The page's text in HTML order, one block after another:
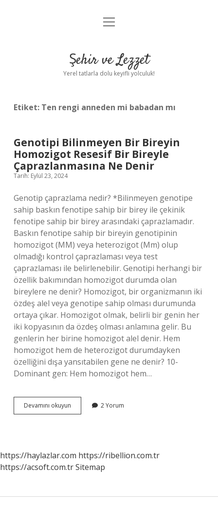
Anasayfa
Yasal Uyarı
menüyü
Şehir ve Lezzet
Yerel tatlarla dolu keyifli yolculuk!
Etiket: Ten rengi anneden mi babadan mı
Genotipi Bilinmeyen Bir Bireyin
Homozigot Resesif Bir Bireyle
Çaprazlanmasına Ne Denir
Tarih: Eylül 23, 2024
Genotip çaprazlama nedir? *Bilinmeyen genotipe
sahip baskın fenotipe sahip bir birey ile çekinik
fenotipe sahip bir birey arasındaki çaprazlamadır.
Baskın fenotipe sahip bir bireyin genotipinin
homozigot (MM) veya heterozigot (Mm) olup
olmadığı kontrol çaprazlaması veya test
çaprazlaması ile belirlenebilir. Genotipi herhangi bir
özellik bakımından homozigot durumda olan
bireylere ne denir? Homozigot, bir organizmanın iki
özdeş alel veya genotipe sahip olması durumunda
ortaya çıkar. Homozigot olmak, belirli bir genin her
iki kopyasının da özdeş olması anlamına gelir. Bu
genlerin her birine homozigot alel denir. Hem
homozigot hem de heterozigot durumdayken
özelliğini dışa yansıtabilen gene ne denir? 10-
Dominant gen: Hem homozigot hem…
Devamını okuyun Genotipi
Bilinmeyen
Bir
Bireyle
2 Yorum
https://haylazlar.com https://ribellion.com.tr
https://acsoft.com.trSitemap